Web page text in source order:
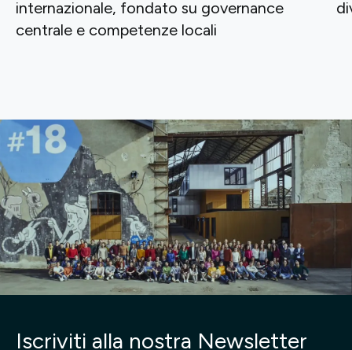
internazionale, fondato su governance
centrale e competenze locali
Iscriviti alla nostra Newsletter